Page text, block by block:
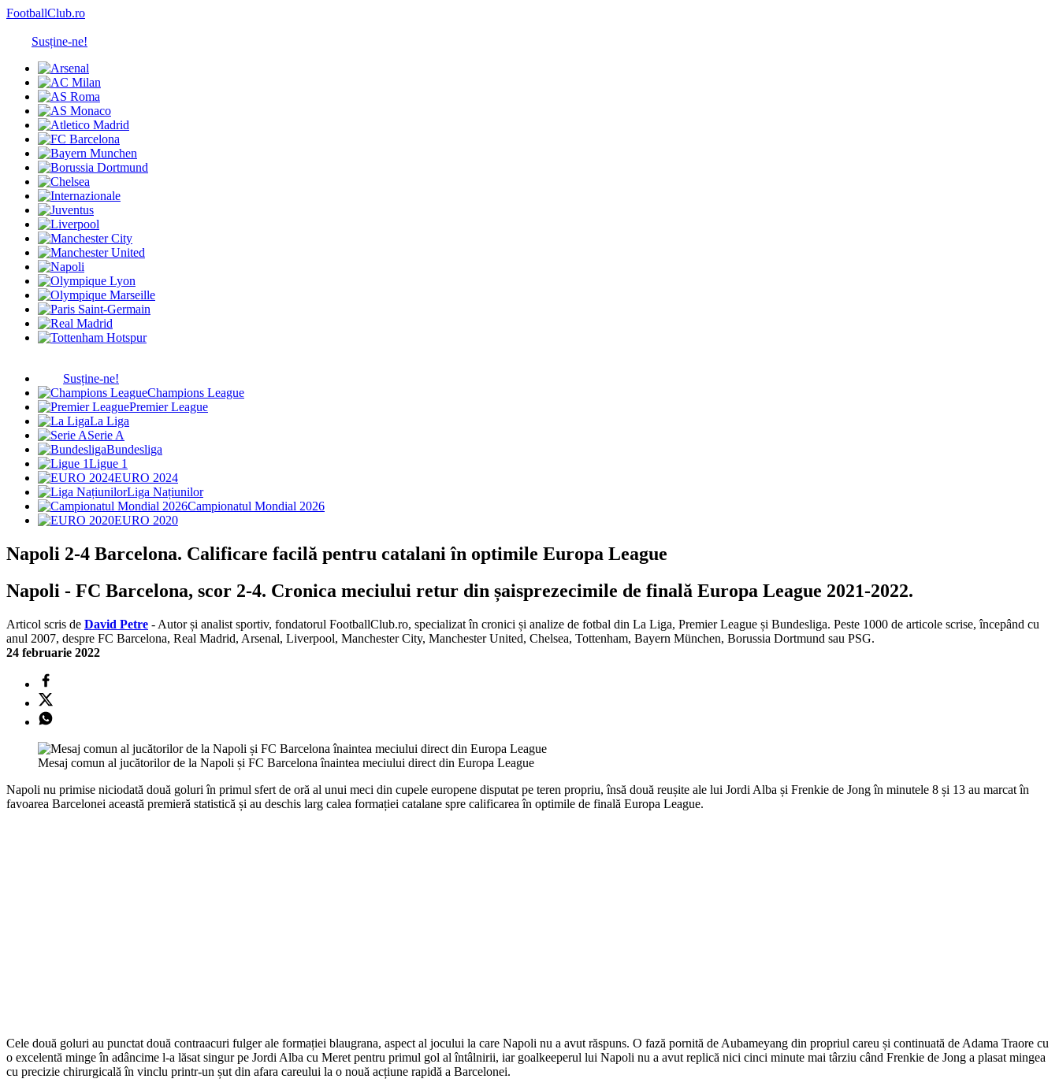
FootballClub.ro
Susține-ne!
Susține-ne!
Champions League
Premier League
La Liga
Serie A
Bundesliga
Ligue 1
EURO 2024
Liga Națiunilor
Campionatul Mondial 2026
EURO 2020
Napoli 2-4 Barcelona. Calificare facilă pentru catalani în optimile Europa League
Napoli - FC Barcelona, scor 2-4. Cronica meciului retur din șaisprezecimile de finală Europa League 2021-2022.
Articol scris de David Petre - Autor și analist sportiv, fondatorul FootballClub.ro, specializat în cronici și analize de fotbal din La Liga, Premier League și Bundesliga. Peste 1000 de articole scrise, începând cu
anul 2007, despre FC Barcelona, Real Madrid, Arsenal, Liverpool, Manchester City, Manchester United, Chelsea, Tottenham, Bayern München, Borussia Dortmund sau PSG.
24 februarie 2022
Mesaj comun al jucătorilor de la Napoli și FC Barcelona înaintea meciului direct din Europa League
Napoli nu primise niciodată două goluri în primul sfert de oră al unui meci din cupele europene disputat pe teren propriu, însă două reușite ale lui Jordi Alba și Frenkie de Jong în minutele 8 și 13 au marcat în
favoarea Barcelonei această premieră statistică și au deschis larg calea formației catalane spre calificarea în optimile de finală Europa League.
Cele două goluri au punctat două contraacuri fulger ale formației blaugrana, aspect al jocului la care Napoli nu a avut răspuns. O fază pornită de Aubameyang din propriul careu și continuată de Adama Traore cu
o excelentă minge în adâncime l-a lăsat singur pe Jordi Alba cu Meret pentru primul gol al întâlnirii, iar goalkeeperul lui Napoli nu a avut replică nici cinci minute mai târziu când Frenkie de Jong a plasat mingea
cu precizie chirurgicală în vinclu printr-un șut din afara careului la o nouă acțiune rapidă a Barcelonei.